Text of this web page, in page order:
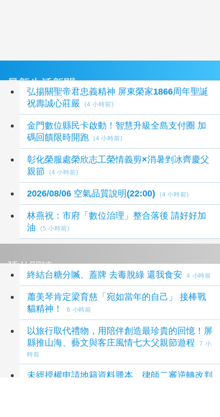
最新生活新聞
弘揚關聖帝君忠義精神 屏東榮家1866周年聖誕
祝壽誠心莊嚴
(4 小時前)
金門數位縣民卡啟動！智慧升級全島支付圈 加
碼回饋限時開跑
(4 小時前)
彰化榮服處榮欣志工榮情義剪×消暑剉冰齊慶父
親節
(4 小時前)
2026/08/06 空氣品質說明(22:00) (4 小時前)
林燕祝：市府「數位治理」整合落後 請好好加
油
(5 小時前)
延伸閱讀
終結台糖分贓、蓋牌 去毒脫綠 還我食安 4 小時前
蕭美琴肯定梁育慈「宛如當年的自己」 接棒戰
貓精神！
6 小時前
以旅行取代禮物，用陪伴創造最珍貴的回憶！屏
縣推山海、藝文與客庄風情七大父親節遊程
7 小
時前
未經授權申請地籍資料謄本 律師二審逆轉改判